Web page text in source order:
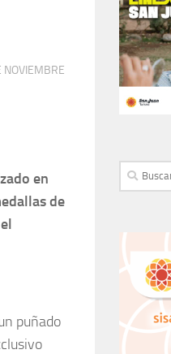
NOVIEMBRE
en
de
puñado